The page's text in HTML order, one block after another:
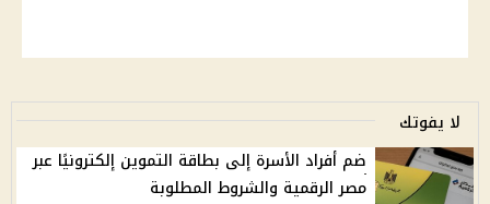
لا يفوتك
ضم أفراد الأسرة إلى بطاقة التموين إلكترونيًا عبر
مصر الرقمية والشروط المطلوبة